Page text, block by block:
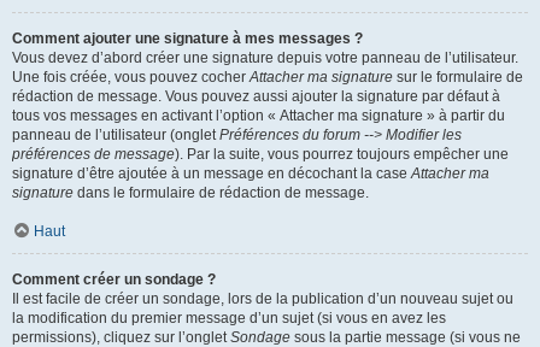
Comment ajouter une signature à mes messages ?
Vous devez d’abord créer une signature depuis votre panneau de l’utilisateur.
Une fois créée, vous pouvez cocherAttacher ma signature sur le formulaire de
rédaction de message. Vous pouvez aussi ajouter la signature par défaut à
tous vos messages en activant l’option « Attacher ma signature » à partir du
panneau de l’utilisateur (ongletPréférences du forum --> Modifier les
préférences de message). Par la suite, vous pourrez toujours empêcher une
signature d’être ajoutée à un message en décochant la caseAttacher ma
signature dans le formulaire de rédaction de message.
Haut
Comment créer un sondage ?
Il est facile de créer un sondage, lors de la publication d’un nouveau sujet ou
la modification du premier message d’un sujet (si vous en avez les
permissions), cliquez sur l’ongletSondage sous la partie message (si vous ne